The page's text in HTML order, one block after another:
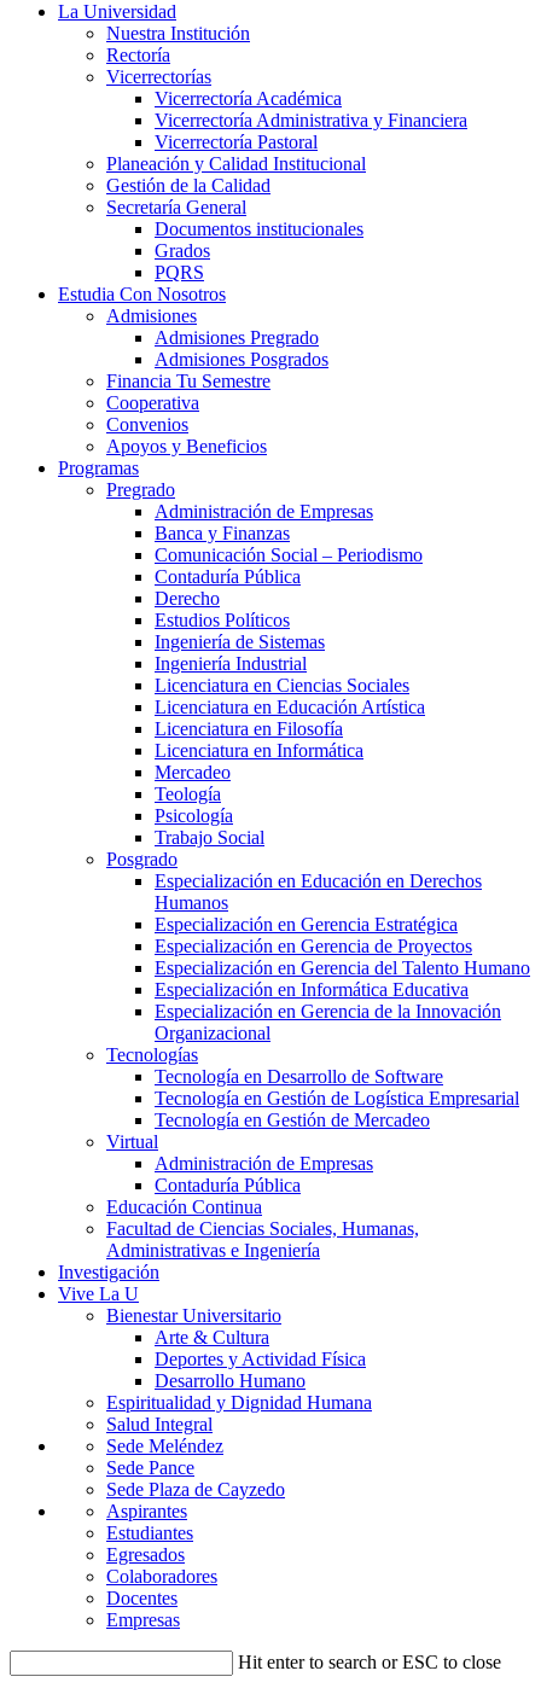
La Universidad
Nuestra Institución
Rectoría
Vicerrectorías
Vicerrectoría Académica
Vicerrectoría Administrativa y Financiera
Vicerrectoría Pastoral
Planeación y Calidad Institucional
Gestión de la Calidad
Secretaría General
Documentos institucionales
Grados
PQRS
Estudia Con Nosotros
Admisiones
Admisiones Pregrado
Admisiones Posgrados
Financia Tu Semestre
Cooperativa
Convenios
Apoyos y Beneficios
Programas
Pregrado
Administración de Empresas
Banca y Finanzas
Comunicación Social – Periodismo
Contaduría Pública
Derecho
Estudios Políticos
Ingeniería de Sistemas
Ingeniería Industrial
Licenciatura en Ciencias Sociales
Licenciatura en Educación Artística
Licenciatura en Filosofía
Licenciatura en Informática
Mercadeo
Teología
Psicología
Trabajo Social
Posgrado
Especialización en Educación en Derechos
Humanos
Especialización en Gerencia Estratégica
Especialización en Gerencia de Proyectos
Especialización en Gerencia del Talento Humano
Especialización en Informática Educativa
Especialización en Gerencia de la Innovación
Organizacional
Tecnologías
Tecnología en Desarrollo de Software
Tecnología en Gestión de Logística Empresarial
Tecnología en Gestión de Mercadeo
Virtual
Administración de Empresas
Contaduría Pública
Educación Continua
Facultad de Ciencias Sociales, Humanas,
Administrativas e Ingeniería
Investigación
Vive La U
Bienestar Universitario
Arte & Cultura
Deportes y Actividad Física
Desarrollo Humano
Espiritualidad y Dignidad Humana
Salud Integral
Sede Meléndez
Sede Pance
Sede Plaza de Cayzedo
Aspirantes
Estudiantes
Egresados
Colaboradores
Docentes
Empresas
Hit enter to search or ESC to close